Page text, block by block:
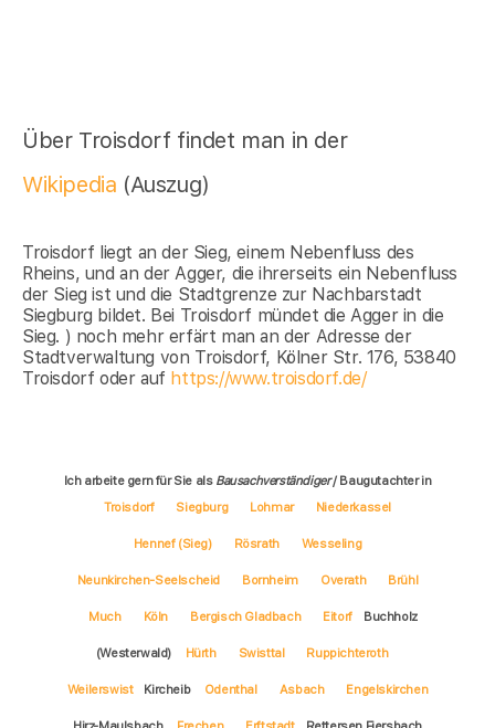
Über Troisdorf findet man in der
Wikipedia (Auszug)
Troisdorf liegt an der Sieg, einem Nebenfluss des
Rheins, und an der Agger, die ihrerseits ein Nebenfluss
der Sieg ist und die Stadtgrenze zur Nachbarstadt
Siegburg bildet. Bei Troisdorf mündet die Agger in die
Sieg. ) noch mehr erfärt man an der Adresse der
Stadtverwaltung von Troisdorf, Kölner Str. 176, 53840
Troisdorf oder auf https://www.troisdorf.de/
Ich arbeite gern für Sie als Bausachverständiger/ Baugutachter in
Troisdorf
Siegburg Lohmar Niederkassel
Hennef (Sieg) Rösrath Wesseling
Neunkirchen-Seelscheid Bornheim Overath Brühl
Much Köln Bergisch Gladbach Eitorf Buchholz
(Westerwald) Hürth Swisttal Ruppichteroth
Weilerswist Kircheib Odenthal Asbach Engelskirchen